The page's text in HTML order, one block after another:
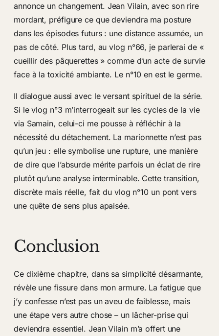
annonce un changement. Jean Vilain, avec son rire
mordant, préfigure ce que deviendra ma posture
dans les épisodes futurs : une distance assumée, un
pas de côté. Plus tard, au vlog n°66, je parlerai de «
cueillir des pâquerettes » comme d’un acte de survie
face à la toxicité ambiante. Le n°10 en est le germe.
Il dialogue aussi avec le versant spirituel de la série.
Si le vlog n°3 m’interrogeait sur les cycles de la vie
via Samain, celui-ci me pousse à réfléchir à la
nécessité du détachement. La marionnette n’est pas
qu’un jeu : elle symbolise une rupture, une manière
de dire que l’absurde mérite parfois un éclat de rire
plutôt qu’une analyse interminable. Cette transition,
discrète mais réelle, fait du vlog n°10 un pont vers
une quête de sens plus apaisée.
Conclusion
Ce dixième chapitre, dans sa simplicité désarmante,
révèle une fissure dans mon armure. La fatigue que
j’y confesse n’est pas un aveu de faiblesse, mais
une étape vers autre chose – un lâcher-prise qui
deviendra essentiel. Jean Vilain m’a offert une